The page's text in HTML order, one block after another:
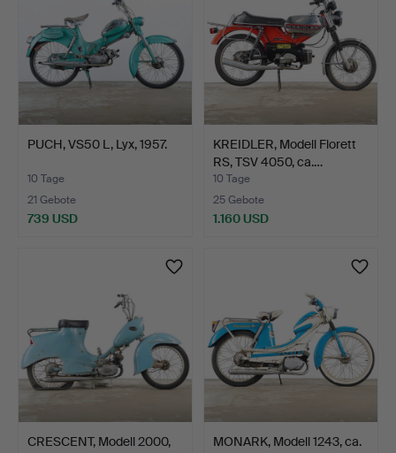
PUCH, VS50 L, Lyx, 1957.
10 Tage
21 Gebote
739 USD
KREIDLER, Modell Florett
RS, TSV 4050, ca.…
10 Tage
25 Gebote
1.160 USD
CRESCENT, Modell 2000,
MONARK, Modell 1243, ca.